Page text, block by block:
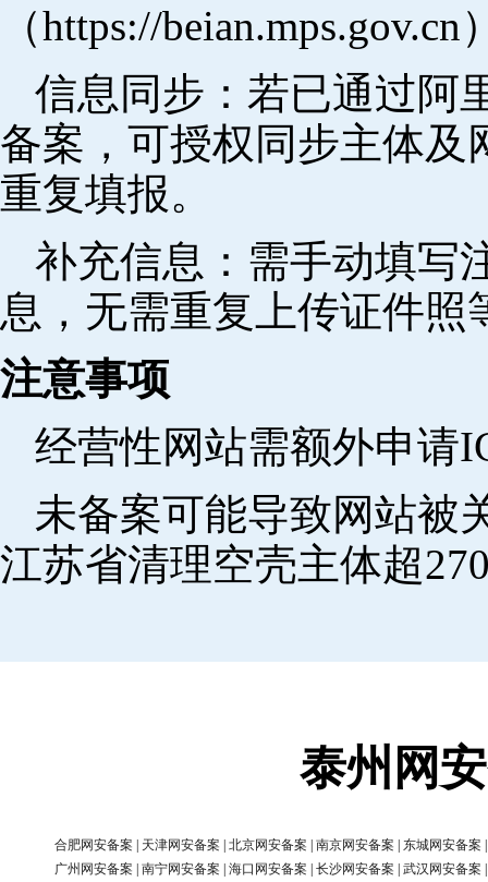
（https://
信息同步：若已通过阿
备案，可授权同步主体及
重复填报。
补充信息：需手动填写
息，无需重复上传证件照
注意事项
经营性网站需额外申请
未备案可能导致网站被
江苏省清理空壳主体超
泰州网
合肥网安备案 天津网安备案 北京网安备案 南京网安备案 东城网安备案
广州网安备案
南宁网安备案 海口网安备案 长沙网安备案 武汉网安备案